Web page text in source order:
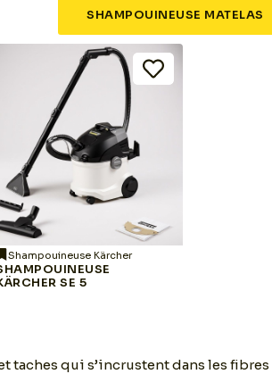
SHAMPOUINEUSE MATELAS
Shampouineuse Kärcher
SE 5
taches qui s’incrustent dans les fibres